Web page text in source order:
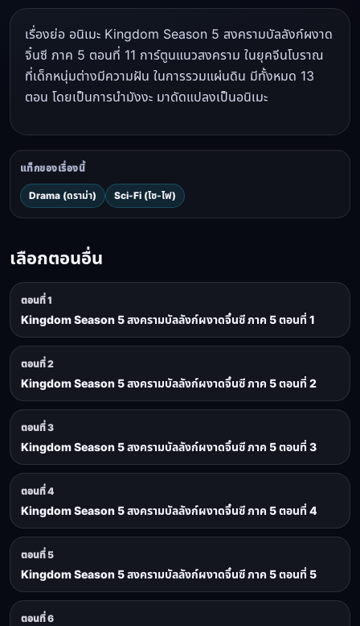
เรื่องย่อ อนิเมะ Kingdom Season 5 สงครามบัลลังก์ผงาด
จิ๋นซี ภาค 5 ตอนที่ 11 การ์ตูนแนวสงคราม ในยุคจีนโบราณ
ที่เด็กหนุ่มต่างมีความฝัน ในการรวมแผ่นดิน มีทั้งหมด 13
ตอน โดยเป็นการนำมังงะ มาดัดแปลงเป็นอนิเมะ
แท็กของเรื่องนี้
Drama (ดราม่า) Sci-Fi (ไซ-ไฟ)
เลือกตอนอื่น
ตอนที่ 1
Kingdom Season 5 สงครามบัลลังก์ผงาดจิ๋นซี ภาค 5 ตอนที่ 1
ตอนที่ 2
Kingdom Season 5 สงครามบัลลังก์ผงาดจิ๋นซี ภาค 5 ตอนที่ 2
ตอนที่ 3
Kingdom Season 5 สงครามบัลลังก์ผงาดจิ๋นซี ภาค 5 ตอนที่ 3
ตอนที่ 4
Kingdom Season 5 สงครามบัลลังก์ผงาดจิ๋นซี ภาค 5 ตอนที่ 4
ตอนที่ 5
Kingdom Season 5 สงครามบัลลังก์ผงาดจิ๋นซี ภาค 5 ตอนที่ 5
ตอนที่ 6